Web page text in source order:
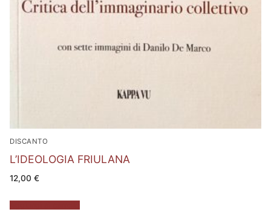
DISCANTO
L’IDEOLOGIA FRIULANA
12,00 €